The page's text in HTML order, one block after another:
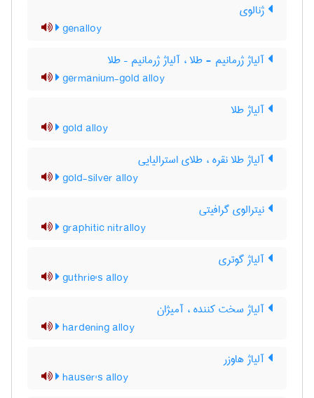
ژنالوی
genalloy
آلیاژ ژرمانیم - طلا ، آلیاژ ژرمانیم – طلا
germanium-gold alloy
آلیاژ طلا
gold alloy
آلیاژ طلا نقره ، طلای استرالیایی
gold-silver alloy
نیترالوی گرافیتی
graphitic nitralloy
آلیاژ گوتری
guthrie's alloy
آلیاژ سخت کننده ، آمیژان
hardening alloy
آلیاژ هاوزر
hauser's alloy